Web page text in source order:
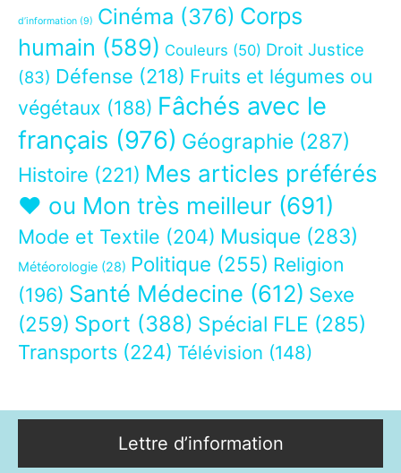
d’information (9) Cinéma (376) Corps
humain (589) Couleurs (50) Droit Justice
(83) Défense (218) Fruits et légumes ou
végétaux (188) Fâchés avec le
français (976) Géographie (287)
Histoire (221) Mes articles préférés
❤ ou Mon très meilleur (691)
Mode et Textile (204) Musique (283)
Météorologie (28) Politique (255) Religion
(196) Santé Médecine (612) Sexe
(259) Sport (388) Spécial FLE (285)
Transports (224) Télévision (148)
Lettre d’information